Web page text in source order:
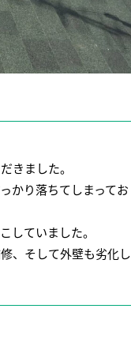
きました。
かり落ちてしまってお
していました。
、そして外壁も劣化し